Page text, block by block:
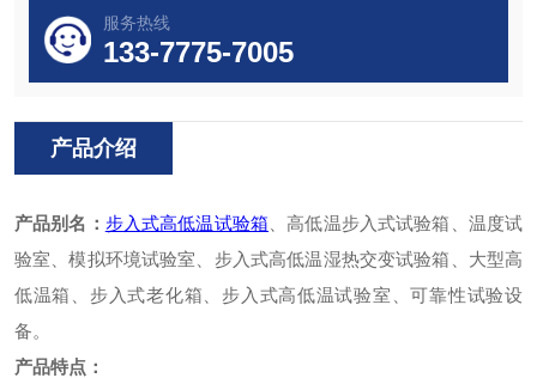
服务热线
133-7775-7005
产品介绍
产品别名： 步入式高低温试验箱 、高低温步入式试验箱、温度试
验室、模拟环境试验室、步入式高低温湿热交变试验箱、大型高
低温箱、步入式老化箱、步入式高低温试验室、可靠性试验设
备。
产品特点：